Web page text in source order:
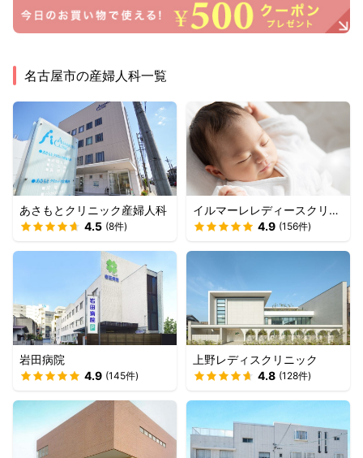
名古屋市の産婦人科一覧
あさもとクリニック産婦人科
4.5 (8件)
イルマーレレディースクリニ
ック
4.9 (156件)
岩田病院
4.9 (145件)
上野レディスクリニック
4.8 (128件)